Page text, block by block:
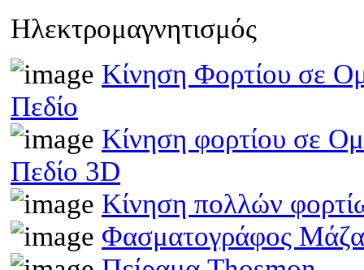
Ηλεκτρομαγνητισμός
Κίνηση Φορτίου σε
Πεδίο
Κίνηση φορτίου σε
Πεδίο 3D
Κίνηση πολλών
Φασματογράφος